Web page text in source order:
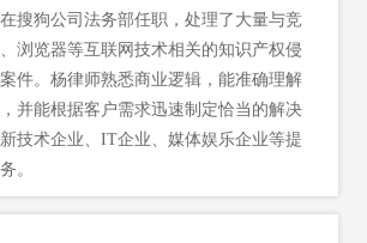
搜狗公司法务部任职，处理了大量与竞
浏览器等互联网技术相关的知识产权侵
件。杨律师熟悉商业逻辑，能准确理解
并能根据客户需求迅速制定恰当的解决
技术企业、IT企业、媒体娱乐企业等提
。